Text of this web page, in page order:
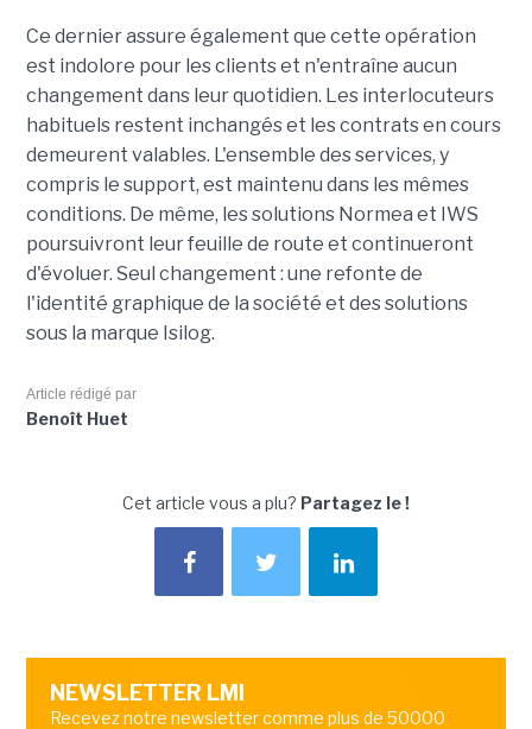
Ce dernier assure également que cette opération
est indolore pour les clients et n'entraîne aucun
changement dans leur quotidien. Les interlocuteurs
habituels restent inchangés et les contrats en cours
demeurent valables. L'ensemble des services, y
compris le support, est maintenu dans les mêmes
conditions. De même, les solutions Normea et IWS
poursuivront leur feuille de route et continueront
d'évoluer. Seul changement : une refonte de
l'identité graphique de la société et des solutions
sous la marque Isilog.
Article rédigé par
Benoît Huet
Cet article vous a plu? Partagez le !
NEWSLETTER LMI
Recevez notre newsletter comme plus de 50000